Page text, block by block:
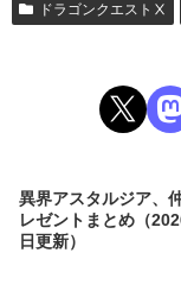
ドラゴンクエストⅩ
異界アスタルジア、
レゼントまとめ（
日更新）